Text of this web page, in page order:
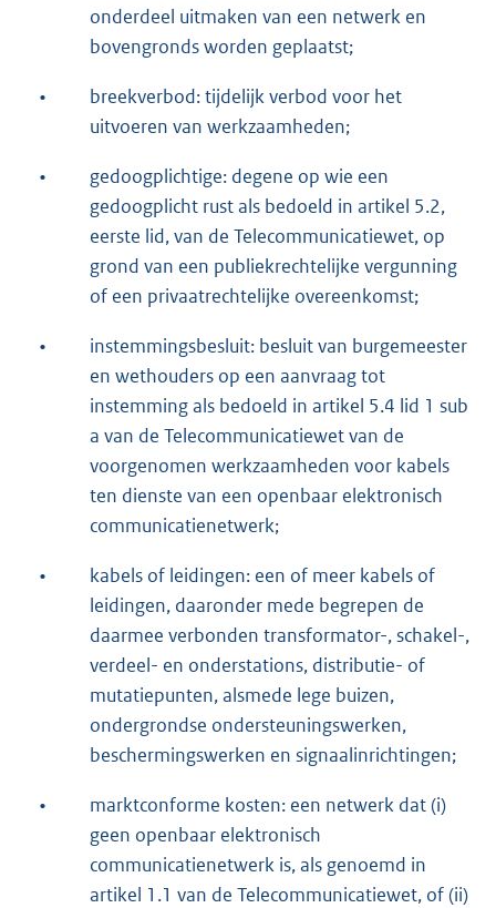
onderdeel uitmaken van een netwerk en
bovengronds worden geplaatst;
•
breekverbod: tijdelijk verbod voor het
uitvoeren van werkzaamheden;
•
gedoogplichtige: degene op wie een
gedoogplicht rust als bedoeld in artikel 5.2,
eerste lid, van de Telecommunicatiewet, op
grond van een publiekrechtelijke vergunning
of een privaatrechtelijke overeenkomst;
•
instemmingsbesluit: besluit van burgemeester
en wethouders op een aanvraag tot
instemming als bedoeld in artikel 5.4 lid 1 sub
a van de Telecommunicatiewet van de
voorgenomen werkzaamheden voor kabels
ten dienste van een openbaar elektronisch
communicatienetwerk;
•
kabels of leidingen: een of meer kabels of
leidingen, daaronder mede begrepen de
daarmee verbonden transformator-, schakel-,
verdeel- en onderstations, distributie- of
mutatiepunten, alsmede lege buizen,
ondergrondse ondersteuningswerken,
beschermingswerken en signaalinrichtingen;
•
marktconforme kosten: een netwerk dat (i)
geen openbaar elektronisch
communicatienetwerk is, als genoemd in
artikel 1.1 van de Telecommunicatiewet, of (ii)